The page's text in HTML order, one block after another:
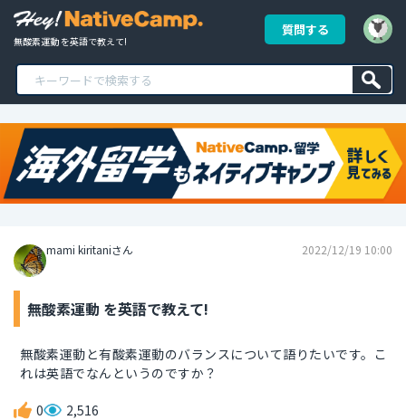
無酸素運動 を英語で教えて!
質問する
mami kiritaniさん 2022/12/19 10:00
無酸素運動 を英語で教えて!
無酸素運動と有酸素運動のバランスについて語りたいです。こ
れは英語でなんというのですか？
0 2,516